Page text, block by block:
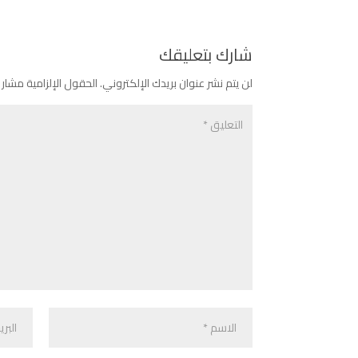
شارك بتعليقك
لن يتم نشر عنوان بريدك الإلكتروني.الحقول الإلزامية مشار